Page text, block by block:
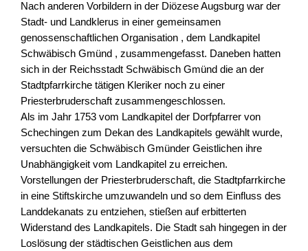
Nach anderen Vorbildern in der Diözese Augsburg war der
Stadt- und Landklerus in einer gemeinsamen
genossenschaftlichen Organisation , dem Landkapitel
Schwäbisch Gmünd , zusammengefasst. Daneben hatten
sich in der Reichsstadt Schwäbisch Gmünd die an der
Stadtpfarrkirche tätigen Kleriker noch zu einer
Priesterbruderschaft zusammengeschlossen.
Als im Jahr 1753 vom Landkapitel der Dorfpfarrer von
Schechingen zum Dekan des Landkapitels gewählt wurde,
versuchten die Schwäbisch Gmünder Geistlichen ihre
Unabhängigkeit vom Landkapitel zu erreichen.
Vorstellungen der Priesterbruderschaft, die Stadtpfarrkirche
in eine Stiftskirche umzuwandeln und so dem Einfluss des
Landdekanats zu entziehen, stießen auf erbitterten
Widerstand des Landkapitels. Die Stadt sah hingegen in der
Loslösung der städtischen Geistlichen aus dem